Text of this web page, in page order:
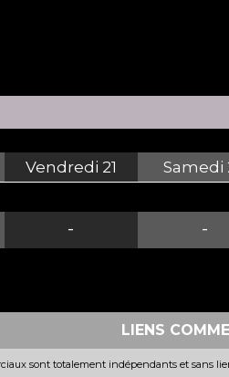
Vendredi 21 Samedi
- -
LIENS
sont totalement indépendants et sans